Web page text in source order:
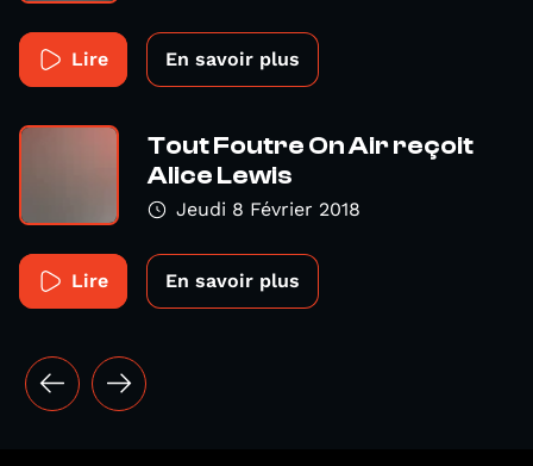
Lire En savoir plus
Tout Foutre On Air reçoit
Alice Lewis
Jeudi 8 Février 2018
Lire En savoir plus